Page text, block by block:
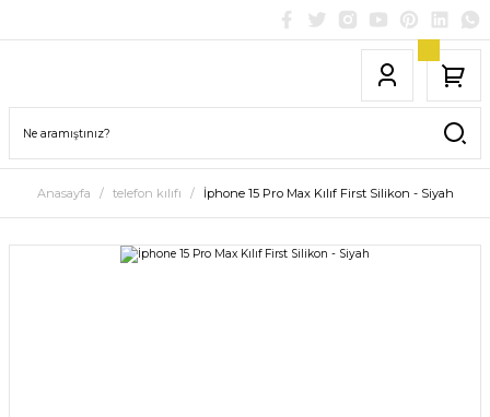
Anasayfa telefon kılıfı İphone 15 Pro Max Kılıf First Silikon - Siyah